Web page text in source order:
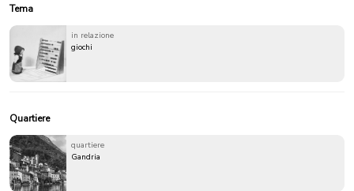
Tema
in relazione
giochi
Quartiere
quartiere
Gandria